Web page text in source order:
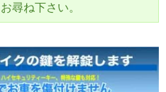
尋ね下さい。